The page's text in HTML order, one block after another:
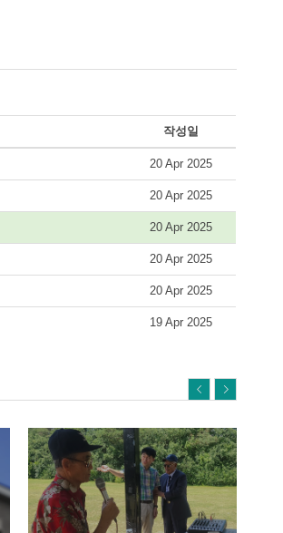
작성일
20 Apr 2025
20 Apr 2025
20 Apr 2025
20 Apr 2025
20 Apr 2025
19 Apr 2025